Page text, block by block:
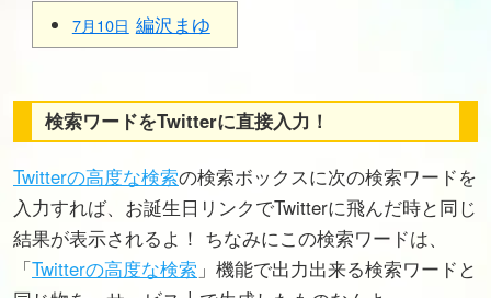
7月10日 編沢まゆ
検索ワードをTwitterに直接入力！
Twitterの高度な検索の検索ボックスに次の検索ワードを
入力すれば、お誕生日リンクでTwitterに飛んだ時と同じ
結果が表示されるよ！ ちなみにこの検索ワードは、
「Twitterの高度な検索 」機能で出力出来る検索ワードと